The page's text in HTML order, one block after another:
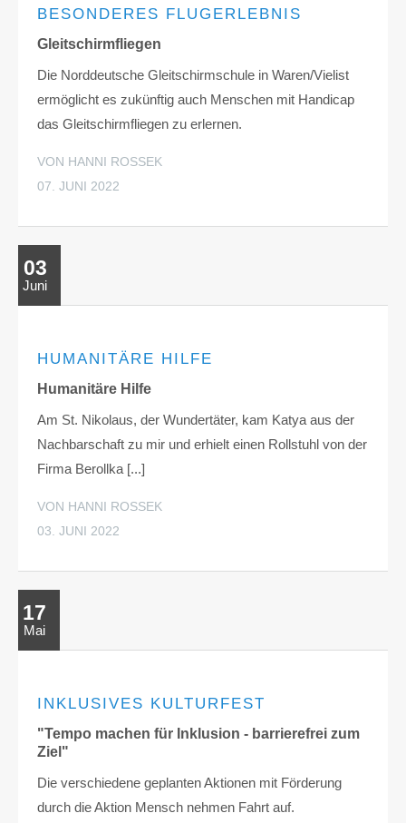
BESONDERES FLUGERLEBNIS
Gleitschirmfliegen
Die Norddeutsche Gleitschirmschule in Waren/Vielist
ermöglicht es zukünftig auch Menschen mit Handicap
das Gleitschirmfliegen zu erlernen.
VON HANNI ROSSEK
07. JUNI 2022
03
Juni
HUMANITÄRE HILFE
Humanitäre Hilfe
Am St. Nikolaus, der Wundertäter, kam Katya aus der
Nachbarschaft zu mir und erhielt einen Rollstuhl von der
Firma Berollka [...]
VON HANNI ROSSEK
03. JUNI 2022
17
Mai
INKLUSIVES KULTURFEST
"Tempo machen für Inklusion - barrierefrei zum
Ziel"
Die verschiedene geplanten Aktionen mit Förderung
durch die Aktion Mensch nehmen Fahrt auf.